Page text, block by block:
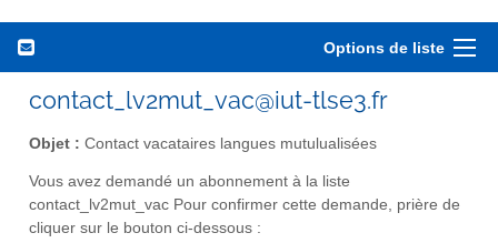
Options de liste
contact_lv2mut_vac@iut-tlse3.fr
Objet : Contact vacataires langues mutulualisées
Vous avez demandé un abonnement à la liste
contact_lv2mut_vac Pour confirmer cette demande, prière de
cliquer sur le bouton ci-dessous :